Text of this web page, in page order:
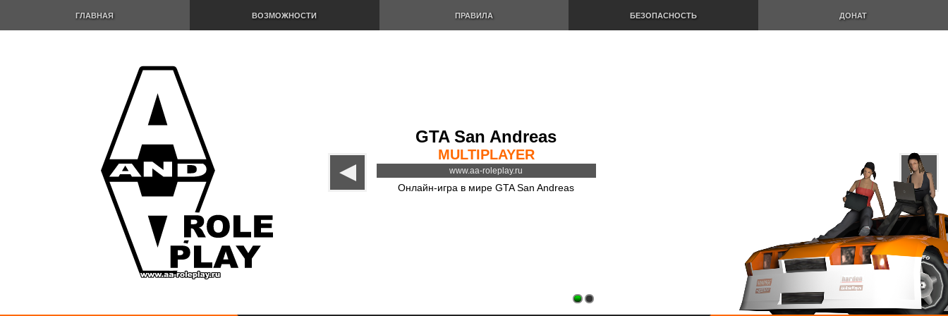
ГЛАВНАЯ ВОЗМОЖНОСТИ ПРАВИЛА БЕЗОПАСНОСТЬ ДОНАТ
GTA San Andreas
MULTIPLAYER
Онлайн-игра в мире GTA San Andreas
www.aa-roleplay.ru